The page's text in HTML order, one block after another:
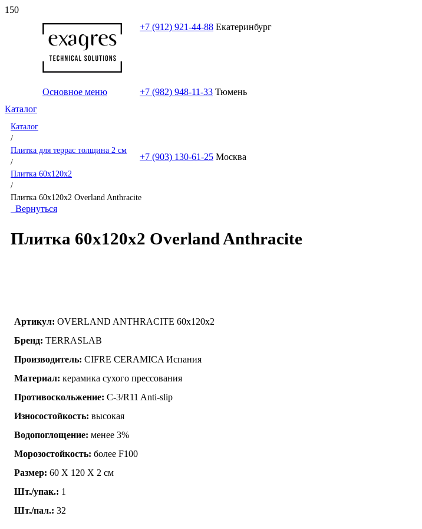
+7 (912) 921-44-88 Екатеринбург
+7 (982) 948-11-33 Тюмень
+7 (903) 130-61-25 Москва
Основное меню
Каталог
Каталог
/
Плитка для террас толщина 2 см
/
Плитка 60x120x2
/
Плитка 60x120x2 Overland Anthracite
Вернуться
Плитка 60x120x2 Overland Anthracite
Артикул: OVERLAND ANTHRACITE 60x120x2
Бренд: TERRASLAB
Производитель: CIFRE CERAMICA Испания
Материал: керамика сухого прессования
Противоскольжение: C-3/R11 Anti-slip
Износостойкость: высокая
Водопоглощение: менее 3%
Морозостойкость: более F100
Размер: 60 Х 120 Х 2 см
Шт./упак.: 1
Шт./пал.: 32